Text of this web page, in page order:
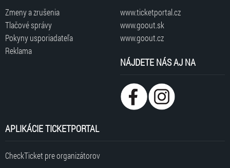
Zmeny a zrušenia
Tlačové správy
Pokyny usporiadateľa
Reklama
www.ticketportal.cz
www.goout.sk
www.goout.cz
NÁJDETE NÁS AJ NA
APLIKÁCIE TICKETPORTAL
CheckTicket pre organizátorov